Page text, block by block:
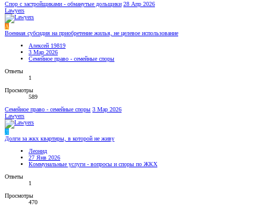
Спор с застройщиками - обманутые дольщики 28 Апр 2026
Lawyers
А
Военная субсидия на приобретение жилья, не целевое использование
Алексей 19819
3 Мар 2026
Семейное право - семейные споры
Ответы
1
Просмотры
589
Семейное право - семейные споры 3 Мар 2026
Lawyers
Л
Долги за жкх квартиры, в которой не живу
Леонид
27 Янв 2026
Коммунальные услуги - вопросы и споры по ЖКХ
Ответы
1
Просмотры
470